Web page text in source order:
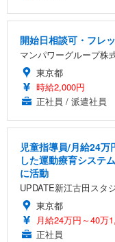
開始日相談可・フレ
マンパワーグループ株
東京都
時給2,000円
正社員 / 派遣社員
児童指導員/月給24
した運動療育システ
に活動
UPDATE新江古田スタ
東京都
月給24万円～40万
正社員